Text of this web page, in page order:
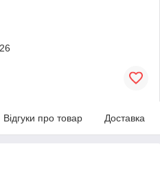
Відгуки про товар Доставка